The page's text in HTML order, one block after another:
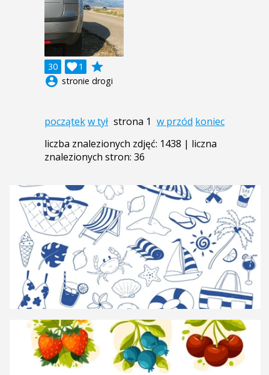
30 1

grade
account_circle stronie drogi
początekw tył strona 1 w przód koniec
liczba znalezionych zdjęć: 1438 | liczna
znalezionych stron: 36